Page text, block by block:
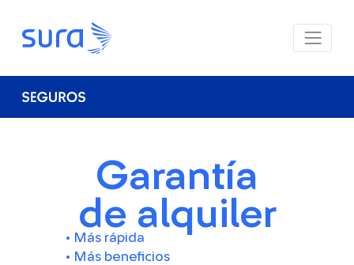
Garantía
de alquiler
• Más rápida
• Más beneficios